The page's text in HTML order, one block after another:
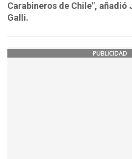
Carabineros de Chile", añadió
Galli.
PUBLICIDAD